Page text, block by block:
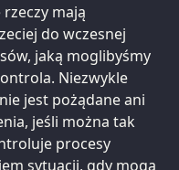
rzeczy mają
do wczesnej
jaką moglibyśmy
Niezwykle
jest pożądane ani
jeśli można tak
procesy
sytuacji, gdy mogą